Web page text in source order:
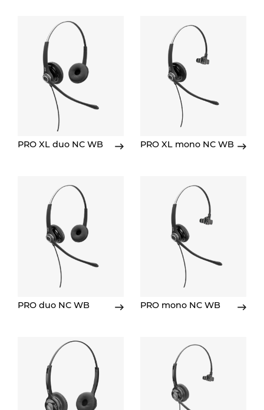
PRO XL duo NC WB PRO XL mono NC WB
PRO duo NC WB PRO mono NC WB